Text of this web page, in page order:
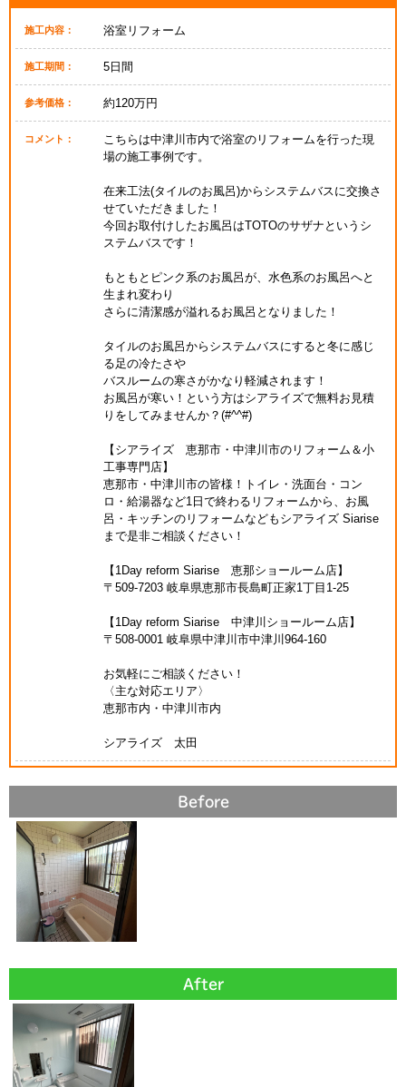
施工内容： 浴室リフォーム
施工期間： 5日間
参考価格： 約120万円
コメント：
こちらは中津川市内で浴室のリフォームを行った現
場の施工事例です。
在来工法(タイルのお風呂)からシステムバスに交換さ
せていただきました！
今回お取付けしたお風呂はTOTOのサザナというシ
ステムバスです！
もともとピンク系のお風呂が、水色系のお風呂へと
生まれ変わり
さらに清潔感が溢れるお風呂となりました！
タイルのお風呂からシステムバスにすると冬に感じ
る足の冷たさや
バスルームの寒さがかなり軽減されます！
お風呂が寒い！という方はシアライズで無料お見積
りをしてみませんか？(#^^#)
【シアライズ 恵那市・中津川市のリフォーム＆小
工事専門店】
恵那市・中津川市の皆様！トイレ・洗面台・コン
ロ・給湯器など1日で終わるリフォームから、お風
呂・キッチンのリフォームなどもシアライズ Siarise
まで是非ご相談ください！
【1Day reform Siarise 恵那ショールーム店】
〒509-7203 岐阜県恵那市長島町正家1丁目1-25
【1Day reform Siarise 中津川ショールーム店】
〒508-0001 岐阜県中津川市中津川964-160
お気軽にご相談ください！
〈主な対応エリア〉
恵那市内・中津川市内
シアライズ 太田
Before
After